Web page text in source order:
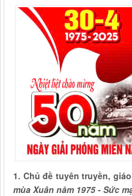
1. Chủ đề tuyên truyền,
mùa Xuân năm 1975 - Sức